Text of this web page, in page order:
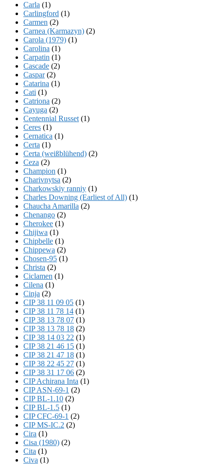
Carla (1)
Carlingford (1)
Carmen (2)
Carnea (Karmazyn) (2)
Carola (1979) (1)
Carolina (1)
Carpatin (1)
Cascade (2)
Caspar(2)
Catarina (1)
Cati (1)
Catriona (2)
Cayuga (2)
Centennial Russet (1)
Ceres (1)
Cernatica (1)
Certa (1)
Certa (weißblühend) (2)
Ceza (2)
Champion (1)
Charivnytsa (2)
Charkowskiy ranniy (1)
Charles Downing (Earliest of All) (1)
Chaucha Amarilla (2)
Chenango (2)
Cherokee (1)
Chijiwa (1)
Chipbelle (1)
Chippewa (2)
Chosen-95 (1)
Christa (2)
Ciclamen (1)
Cilena (1)
Cinja (2)
CIP 38 11 09 05 (1)
CIP 38 11 78 14 (1)
CIP 38 13 78 07 (1)
CIP 38 13 78 18 (2)
CIP 38 14 03 22 (1)
CIP 38 21 46 15 (1)
CIP 38 21 47 18 (1)
CIP 38 22 45 27 (1)
CIP 38 31 17 06 (2)
CIP Achirana Inta (1)
CIP ASN-69-1 (2)
CIP BL-1.10 (2)
CIP BL-1.5 (1)
CIP CFC-69-1 (2)
CIP MS-IC.2 (2)
Cira (1)
Cisa (1980) (2)
Cita (1)
Civa (1)